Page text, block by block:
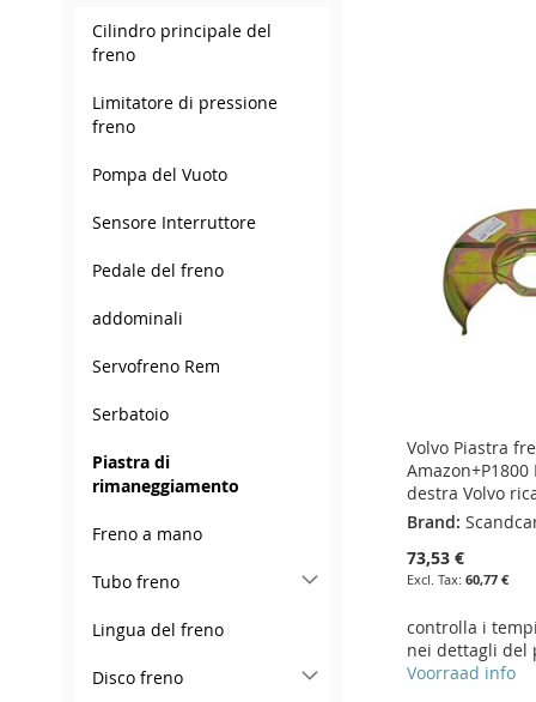
Add to Cart
TO
ADD
Add to Cart
TO
ADD
Add to Cart
TO
ADD
ADD
Volvo Piastra
destra Volvo
Brand:
73,53 €
60,77 €
controlla i
nei dettagli del
Voorraad info
Cilindro principale del
freno
Limitatore di pressione
freno
Pompa del Vuoto
Sensore Interruttore
Pedale del freno
addominali
Servofreno Rem
Serbatoio
Piastra di
rimaneggiamento
Freno a mano
Tubo freno
Lingua del freno
Disco freno